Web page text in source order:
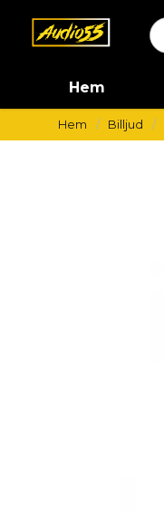
Hem
Hem Billjud